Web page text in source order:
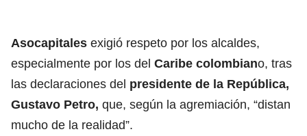
Asocapitales exigió respeto por los alcaldes,
especialmente por los del Caribe colombiano, tras
las declaraciones del presidente de la República,
Gustavo Petro, que, según la agremiación, “distan
mucho de la realidad”.